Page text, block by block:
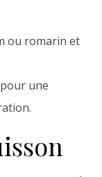
ou romarin et
pour une